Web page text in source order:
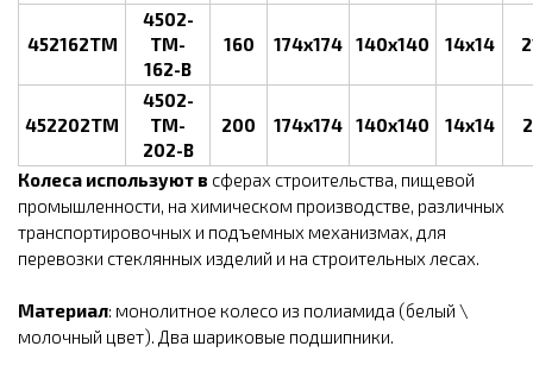
452162TM
4502-
TM-
162-B
160 174x174 140x140 14x14
452202TM
4502-
TM-
202-B
200 174x174 140x140 14x14
Колеса используют в сферах строительства, пищевой
промышленности, на химическом производстве, различных
транспортировочных и подъемных механизмах, для
перевозки стеклянных изделий и на строительных лесах.
Материал: монолитное колесо из полиамида (белый \
молочный цвет). Два шариковые подшипники.